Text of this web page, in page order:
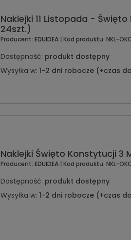
Naklejki 11 Listopada -
24szt.)
Producent: EDUIDEA | Kod produktu: NKL-
Dostępność: produkt dostępny
Wysyłka w: 1-2 dni robocze (+czas
Naklejki Święto Konstytucji 3
Producent: EDUIDEA | Kod produktu: NKL-
Dostępność: produkt dostępny
Wysyłka w: 1-2 dni robocze (+czas